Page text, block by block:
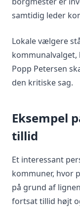
samtidig leder
Lokale vælgere
kommunalvalget,
Popp Petersen
den kritiske sag.
Eksempel
tillid
Et interessant
kommuner, hvor
på grund af
fortsat tillid højt